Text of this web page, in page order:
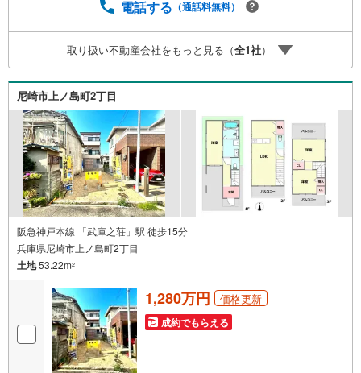
完備 8店舗すべて駅前にございますが、お車でのお越しも
物件多数ございます。 地域密着の当店では2000万円台の
新築戸建や、1000万円台の中古マンションを始め多数物件
を取り扱っています。Yahoo！不動産に掲載しきれない物
件もご紹介できます。お気軽にお問合せください。
電話する （通話料無料）
取り扱い不動産会社をもっと見る（全1社）
尼崎市上ノ島町2丁目
阪急神戸本線 「武庫之荘」駅 徒歩15分
兵庫県尼崎市上ノ島町2丁目
土地53.22m2
1,280万円 価格更新
成約でもらえる